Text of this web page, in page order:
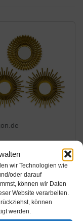
wir Technologien wie
oder darauf
können wir Daten
Website verarbeiten.
können
werden.
Spiegel
Gold 3 Stück
Klein
Haus und
/ Ebay
ansehen*